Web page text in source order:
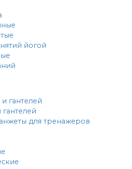
йогой
гантелей
для тренажеров